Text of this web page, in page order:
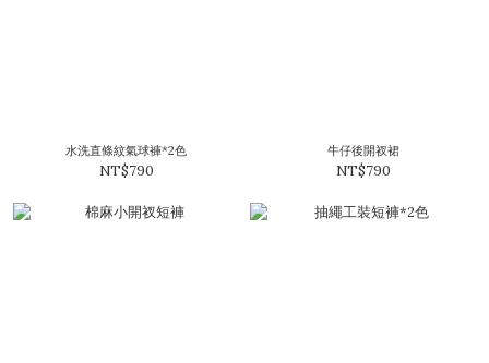
水洗直條紋氣球褲*2色
NT$790
牛仔後開衩裙
NT$790